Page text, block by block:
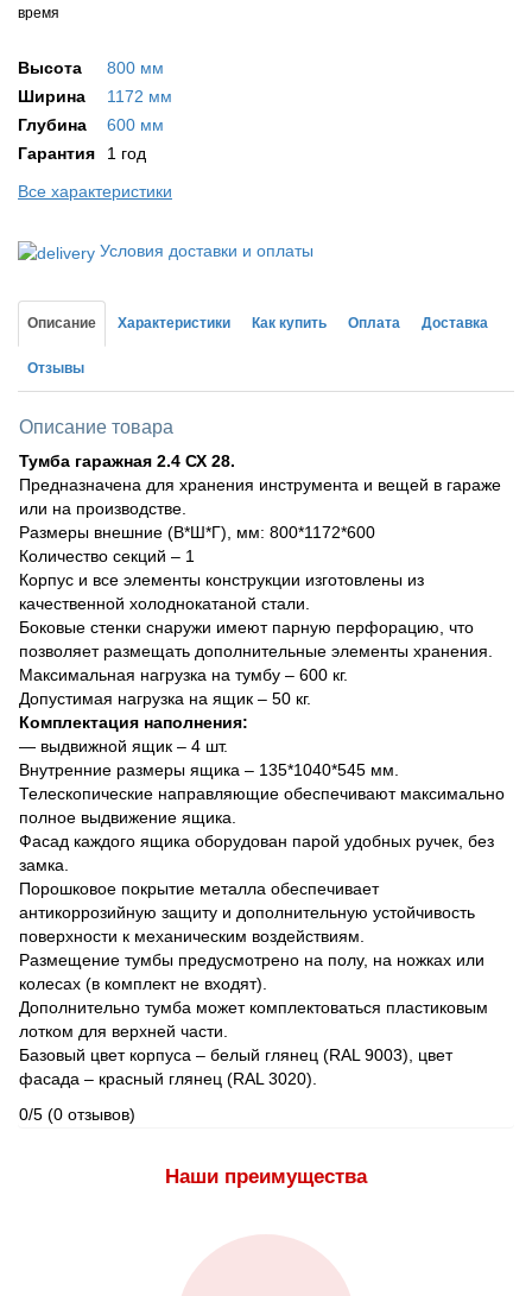
время
Высота
800 мм
Ширина
1172 мм
Глубина
600 мм
Гарантия
1 год
Все характеристики
Условия доставки и оплаты
Описание Характеристики Как купить Оплата Доставка
Отзывы
Описание товара
Тумба гаражная 2.4 СХ 28.
Предназначена для хранения инструмента и вещей в гараже
или на производстве.
Размеры внешние (В*Ш*Г), мм: 800*1172*600
Количество секций – 1
Корпус и все элементы конструкции изготовлены из
качественной холоднокатаной стали.
Боковые стенки снаружи имеют парную перфорацию, что
позволяет размещать дополнительные элементы хранения.
Максимальная нагрузка на тумбу – 600 кг.
Допустимая нагрузка на ящик – 50 кг.
Комплектация наполнения:
— выдвижной ящик – 4 шт.
Внутренние размеры ящика – 135*1040*545 мм.
Телескопические направляющие обеспечивают максимально
полное выдвижение ящика.
Фасад каждого ящика оборудован парой удобных ручек, без
замка.
Порошковое покрытие металла обеспечивает
антикоррозийную защиту и дополнительную устойчивость
поверхности к механическим воздействиям.
Размещение тумбы предусмотрено на полу, на ножках или
колесах (в комплект не входят).
Дополнительно тумба может комплектоваться пластиковым
лотком для верхней части.
Базовый цвет корпуса – белый глянец (RAL 9003), цвет
фасада – красный глянец (RAL 3020).
0/5 (0 отзывов)
Наши преимущества